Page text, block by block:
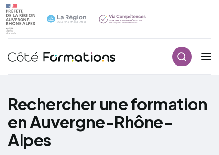
Navigation principale
Rechercher une formation
en Auvergne-Rhône-
Alpes